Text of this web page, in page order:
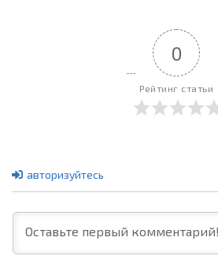
0
Рейтинг статьи
авторизуйтесь